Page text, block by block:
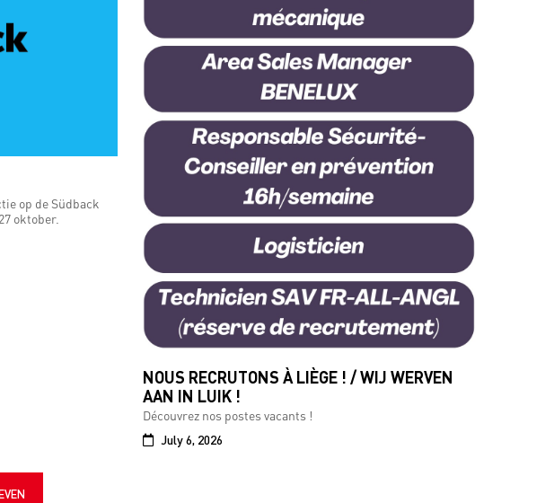
op de Südback
oktober.
NOUS RECRUTONS À LIÈGE ! / WIJ WERVEN
AAN IN LUIK !
Découvrez nos postes vacants !
July 6, 2026